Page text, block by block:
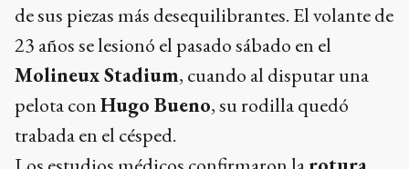
de sus piezas más desequilibrantes. El volante de
23 años se lesionó el pasado sábado en el
Molineux Stadium, cuando al disputar una
pelota conHugo Bueno, su rodilla quedó
trabada en el césped.